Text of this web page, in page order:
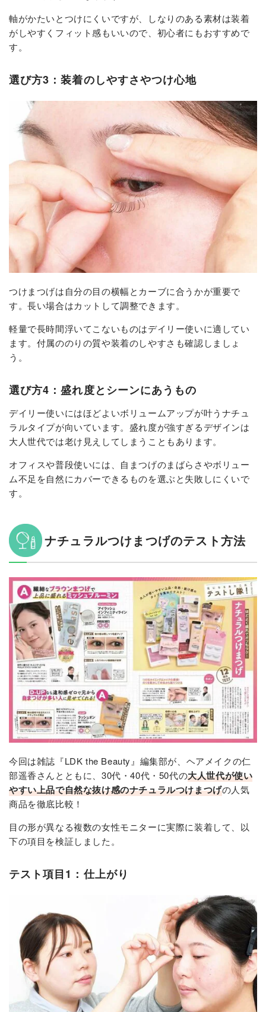
軸がかたいとつけにくいですが、しなりのある素材は装着
がしやすくフィット感もいいので、初心者にもおすすめで
す。
選び方3：装着のしやすさやつけ心地
つけまつげは自分の目の横幅とカーブに合うかが重要で
す。長い場合はカットして調整できます。
軽量で長時間浮いてこないものはデイリー使いに適してい
ます。付属ののりの質や装着のしやすさも確認しましょ
う。
選び方4：盛れ度とシーンにあうもの
デイリー使いにはほどよいボリュームアップが叶うナチュ
ラルタイプが向いています。盛れ度が強すぎるデザインは
大人世代では老け見えしてしまうこともあります。
オフィスや普段使いには、自まつげのまばらさやボリュー
ム不足を自然にカバーできるものを選ぶと失敗しにくいで
す。
ナチュラルつけまつげのテスト方法
今回は雑誌『LDK the Beauty』編集部が、ヘアメイクの仁
部遥香さんとともに、30代・40代・50代の大人世代が使い
やすい上品で自然な抜け感のナチュラルつけまつげの人気
商品を徹底比較！
目の形が異なる複数の女性モニターに実際に装着して、以
下の項目を検証しました。
テスト項目1：仕上がり